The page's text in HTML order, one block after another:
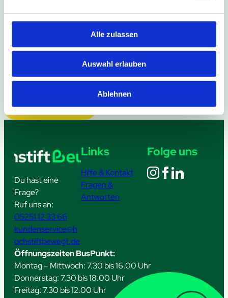
Alle zulassen
Auswahl erlauben
Ablehnen
Weitere Infos
Weitere Meldungen
Du hast eine
Frage?
Ruf uns an:
05251 12 33 66
kundenservice@h
ochstiftbewegt.de
Links
Hilfe & Kontakt
Fragen &
Antworten
Folge uns
Öffnungszeiten BusPunkt:
Montag – Mittwoch: 7.30 bis 16.00 Uhr
Donnerstag: 7.30 bis 18.00 Uhr
Freitag: 7.30 bis 12.00 Uhr